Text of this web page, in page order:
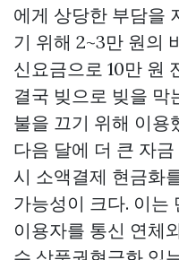
에게 상당한 부담을
기 위해 2~3만 원의
신요금으로 10만 원
결국 빚으로 빚을 막
불을 끄기 위해 이용
다음 달에 더 큰 자
시 소액결제 현금화
가능성이 크다. 이는
이용자를 통신 연체